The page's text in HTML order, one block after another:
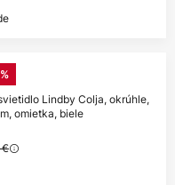
Lindby Colja, okrúhle,
omietka, biele
€